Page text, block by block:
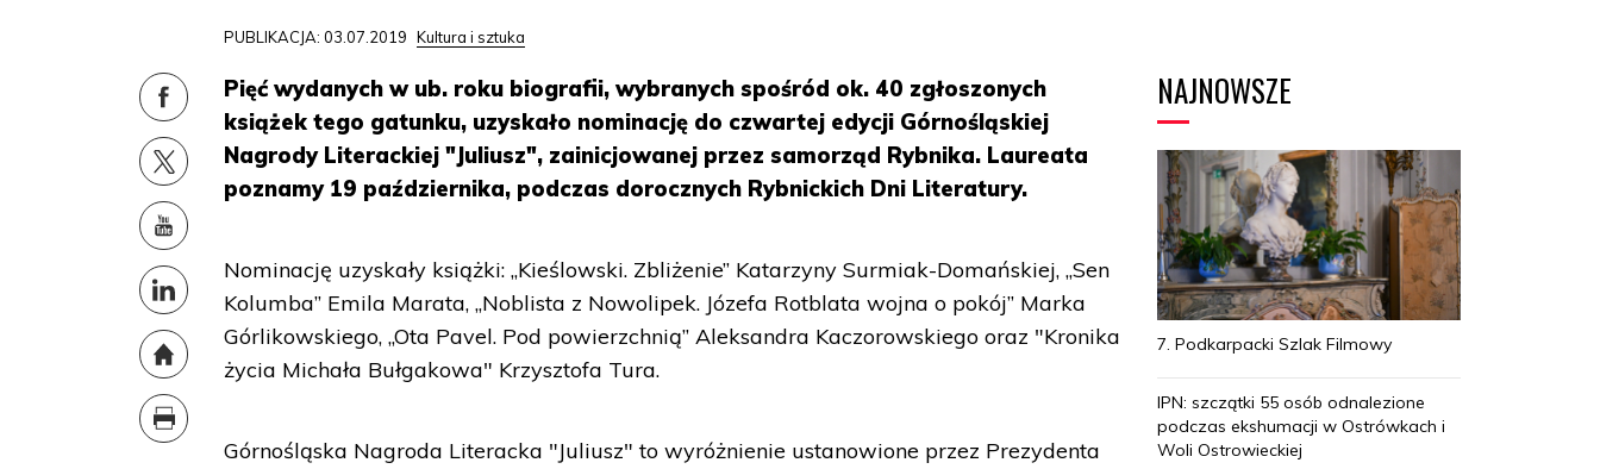
PUBLIKACJA: 03.07.2019 Kultura i sztuka
Pięć wydanych w ub. roku biografii, wybranych spośród ok. 40 zgłoszonych
książek tego gatunku, uzyskało nominację do czwartej edycji Górnośląskiej
Nagrody Literackiej "Juliusz", zainicjowanej przez samorząd Rybnika. Laureata
poznamy 19 października, podczas dorocznych Rybnickich Dni Literatury.
Nominację uzyskały książki: „Kieślowski. Zbliżenie” Katarzyny Surmiak-Domańskiej, „Sen
Kolumba” Emila Marata, „Noblista z Nowolipek. Józefa Rotblata wojna o pokój” Marka
Górlikowskiego, „Ota Pavel. Pod powierzchnią” Aleksandra Kaczorowskiego oraz "Kronika
życia Michała Bułgakowa" Krzysztofa Tura.
Górnośląska Nagroda Literacka "Juliusz" to wyróżnienie ustanowione przez Prezydenta
NAJNOWSZE
7. Podkarpacki Szlak Filmowy
IPN: szczątki 55 osób odnalezione
podczas ekshumacji w Ostrówkach i
Woli Ostrowieckiej